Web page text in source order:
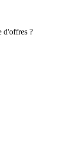
d'offres ?